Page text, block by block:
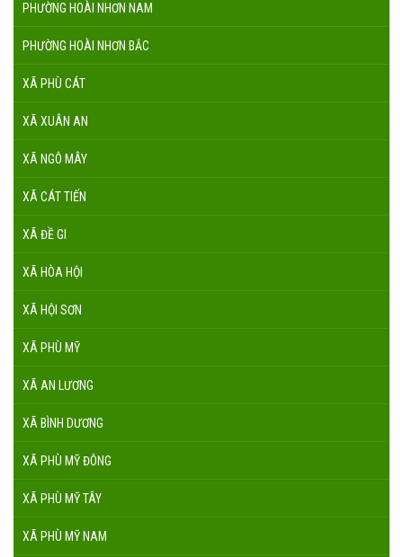
PHƯỜNG HOÀI NHƠN NAM
PHƯỜNG HOÀI NHƠN BẮC
XÃ PHÙ CÁT
XÃ XUÂN AN
XÃ NGÔ MÂY
XÃ CÁT TIẾN
XÃ ĐỀ GI
XÃ HÒA HỘI
XÃ HỘI SƠN
XÃ PHÙ MỸ
XÃ AN LƯƠNG
XÃ BÌNH DƯƠNG
XÃ PHÙ MỸ ĐÔNG
XÃ PHÙ MỸ TÂY
XÃ PHÙ MỸ NAM